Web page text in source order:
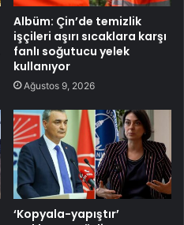
Albüm: Çin’de temizlik
işçileri aşırı sıcaklara karşı
fanlı soğutucu yelek
kullanıyor
Ağustos 9, 2026
‘Kopyala-yapıştır’